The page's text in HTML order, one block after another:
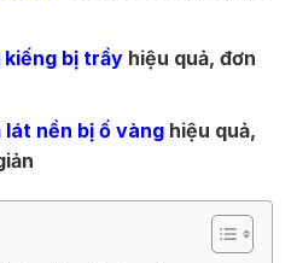
kiếng bị trầyhiệu quả, đơn
nền bị ố vànghiệu quả,